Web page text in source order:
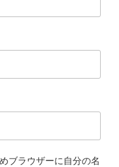
ブラウザーに自分の名